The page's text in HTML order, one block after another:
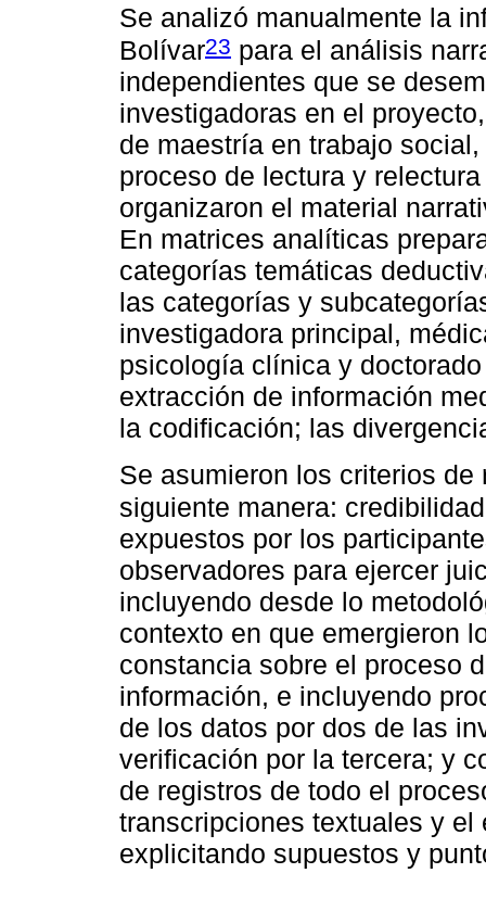
Se analizó manualmente la
Bolívar23 para el análisis
independientes que se
investigadoras en el
de maestría en trabajo
proceso de lectura y
organizaron el material
En matrices analíticas
categorías temáticas
las categorías y
investigadora principal,
psicología clínica y
extracción de información
la codificación; las
Se asumieron los criterios
siguiente manera:
expuestos por los
observadores para ejercer
incluyendo desde lo
contexto en que emergieron
constancia sobre el proceso
información, e incluyendo
de los datos por dos de las
verificación por la tercera; y
de registros de todo el
transcripciones textuales y
explicitando supuestos y